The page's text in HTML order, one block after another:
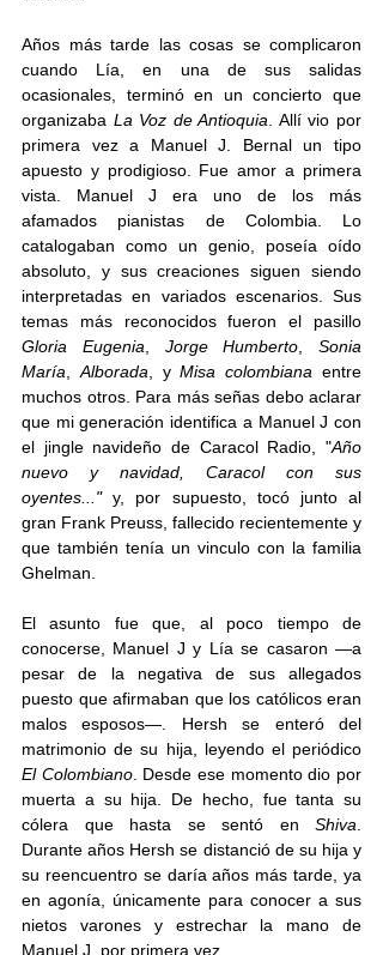
Años más tarde las cosas se complicaron
cuando Lía, en una de sus salidas
ocasionales, terminó en un concierto que
organizaba La Voz de Antioquia . Allí vio por
primera vez a Manuel J. Bernal un tipo
apuesto y prodigioso. Fue amor a primera
vista. Manuel J era uno de los más
afamados pianistas de Colombia. Lo
catalogaban como un genio, poseía oído
absoluto, y sus creaciones siguen siendo
interpretadas en variados escenarios. Sus
Gloria Eugenia
Jorge Humberto
Sonia
María
Alborada , y Misa colombiana entre
muchos otros. Para más señas debo aclarar
que mi generación identifica a Manuel J con
el jingle navideño de Caracol Radio, "Año
nuevo y navidad, Caracol con sus
oyentes..." y, por supuesto, tocó junto al
gran Frank Preuss, fallecido recientemente y
que también tenía un vinculo con la familia
Ghelman.
El asunto fue que, al poco tiempo de
conocerse, Manuel J y Lía se casaron —a
pesar de la negativa de sus allegados
puesto que afirmaban que los católicos eran
malos esposos—. Hersh se enteró del
El Colombiano. Desde ese momento dio por
muerta a su hija. De hecho, fue tanta su
cólera que hasta se sentó en Shiva
Durante años Hersh se distanció de su hija y
su reencuentro se daría años más tarde, ya
en agonía, únicamente para conocer a sus
nietos varones y estrechar la mano de
Manuel J, por primera vez.